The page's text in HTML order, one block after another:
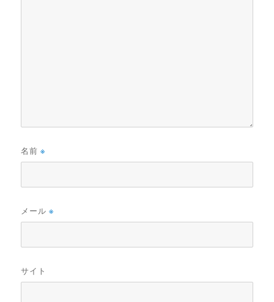
名前※
メール※
サイト